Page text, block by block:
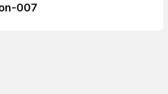
007